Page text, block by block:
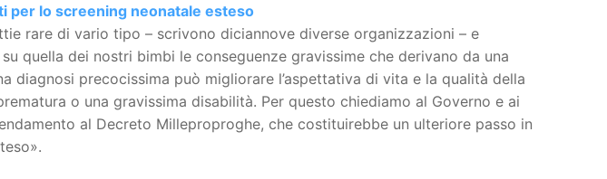
per lo screening neonatale esteso
rare di vario tipo – scrivono diciannove diverse organizzazioni – e
quella dei nostri bimbi le conseguenze gravissime che derivano da una
diagnosi precocissima può migliorare l’aspettativa di vita e la qualità della
o una gravissima disabilità. Per questo chiediamo al Governo e ai
al Decreto Milleproproghe, che costituirebbe un ulteriore passo in